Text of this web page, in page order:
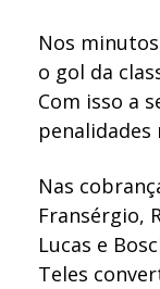
Nos
o gol da
Com isso a
penalidades
Nas
Fransérgio,
Lucas e
Teles